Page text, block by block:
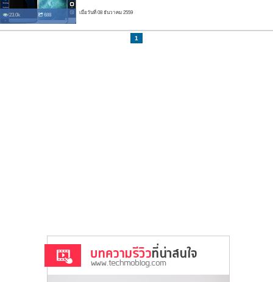
23.0k 688 เมื่อวันที่ 08 ธันวาคม 2559
1